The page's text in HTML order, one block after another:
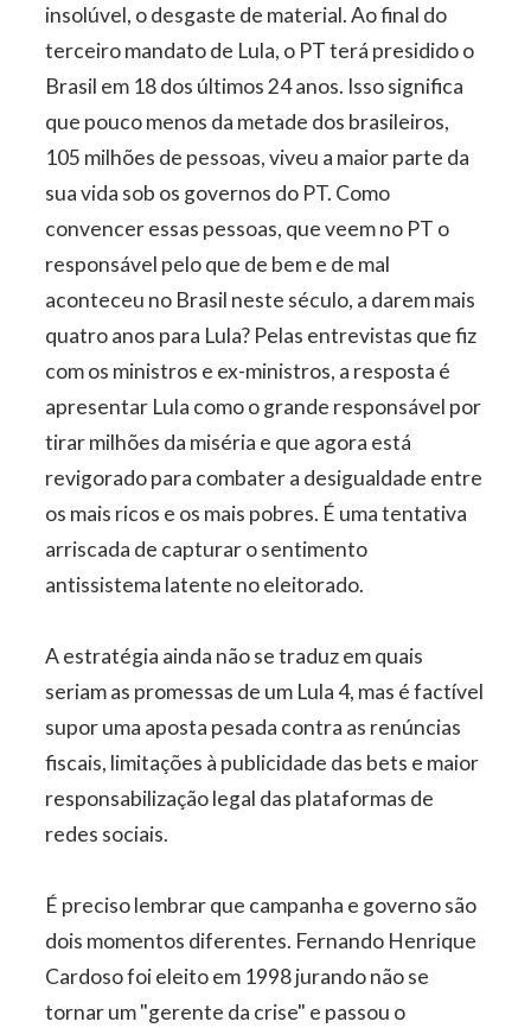
insolúvel, o desgaste de material. Ao final do
terceiro mandato de Lula, o PT terá presidido o
Brasil em 18 dos últimos 24 anos. Isso significa
que pouco menos da metade dos brasileiros,
105 milhões de pessoas, viveu a maior parte da
sua vida sob os governos do PT. Como
convencer essas pessoas, que veem no PT o
responsável pelo que de bem e de mal
aconteceu no Brasil neste século, a darem mais
quatro anos para Lula? Pelas entrevistas que fiz
com os ministros e ex-ministros, a resposta é
apresentar Lula como o grande responsável por
tirar milhões da miséria e que agora está
revigorado para combater a desigualdade entre
os mais ricos e os mais pobres. É uma tentativa
arriscada de capturar o sentimento
antissistema latente no eleitorado.
A estratégia ainda não se traduz em quais
seriam as promessas de um Lula 4, mas é factível
supor uma aposta pesada contra as renúncias
fiscais, limitações à publicidade das bets e maior
responsabilização legal das plataformas de
redes sociais.
É preciso lembrar que campanha e governo são
dois momentos diferentes. Fernando Henrique
Cardoso foi eleito em 1998 jurando não se
tornar um "gerente da crise" e passou o